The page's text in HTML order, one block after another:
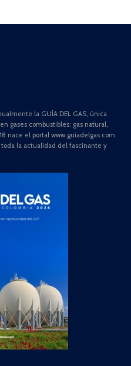
la GUÍA DEL GAS, única
gases combustibles: gas natural,
nace el portal www.guiadelgas.com
la actualidad del fascinante y